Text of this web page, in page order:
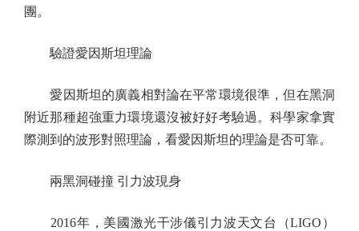
團。
驗證愛因斯坦理論
愛因斯坦的廣義相對論在平常環境很準，但在黑洞
附近那種超強重力環境還沒被好好考驗過。科學家拿實
際測到的波形對照理論，看愛因斯坦的理論是否可靠。
兩黑洞碰撞 引力波現身
2016年，美國激光干涉儀引力波天文台（LIGO）